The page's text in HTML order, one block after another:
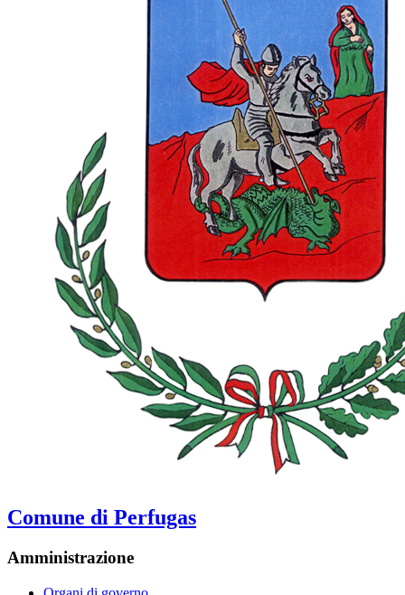
Comune di Perfugas
Amministrazione